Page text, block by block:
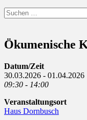
Suchen
Suchen
nach:
Ökumenische
Datum/Zeit
30.03.2026 - 01.04.2026
09:30 - 14:00
Veranstaltungsort
Haus Dornbusch